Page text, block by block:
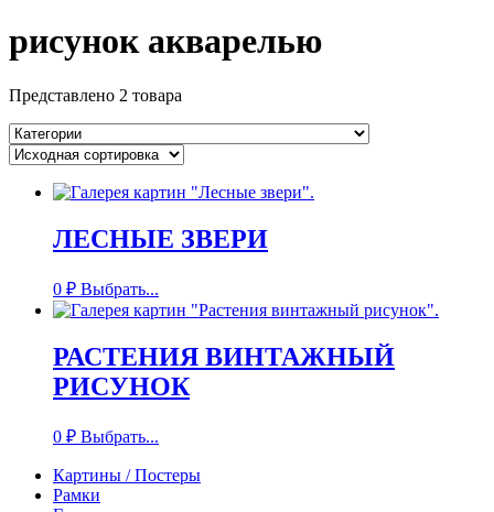
рисунок акварелью
Представлено 2 товара
ЛЕСНЫЕ ЗВЕРИ
0 ₽ Выбрать...
РАСТЕНИЯ ВИНТАЖНЫЙ
РИСУНОК
0 ₽ Выбрать...
Картины / Постеры
Рамки